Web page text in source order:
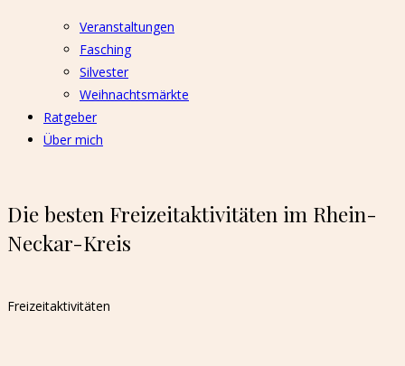
Veranstaltungen
Fasching
Silvester
Weihnachtsmärkte
Ratgeber
Über mich
Die besten Freizeitaktivitäten im Rhein-
Neckar-Kreis
Freizeitaktivitäten